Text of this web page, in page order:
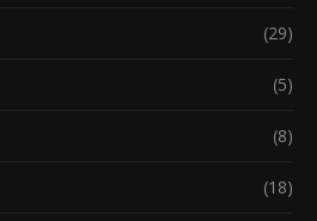
(29)
(5)
(8)
(18)